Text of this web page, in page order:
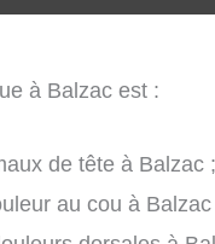
à Balzac est :
de tête à Balzac ;
au cou à Balzac